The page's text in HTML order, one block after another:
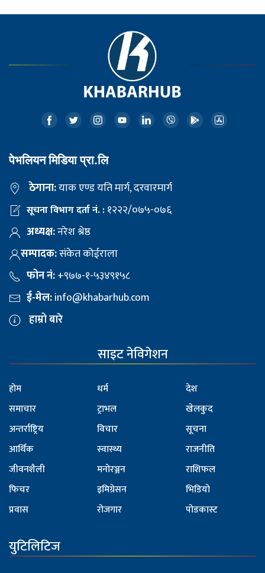
पेभलियन मिडिया प्रा.लि
ठेगाना:याक एण्ड यति मार्ग, दरवारमार्ग
सूचना विभाग दर्ता नं. :१२२२/०७५-०७६
अध्यक्ष:नरेश श्रेष्ठ
सम्पादक:संकेत कोईराला
फोन नं:+९७७-१-५३४९१५८
ई-मेल:info@khabarhub.com
हाम्रो बारे
साइट नेविगेशन
होम
समाचार
अन्तर्राष्ट्रिय
आर्थिक
जीवनशैली
फिचर
प्रवास
धर्म
ट्राभल
विचार
स्वास्थ्य
मनोरञ्जन
इमिग्रेसन
रोजगार
देश
खेलकुद
सूचना
राजनीति
राशिफल
भिडियो
पोडकास्ट
युटिलिटिज